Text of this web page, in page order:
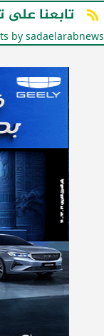
تابعنا على
by sadaelarabnews